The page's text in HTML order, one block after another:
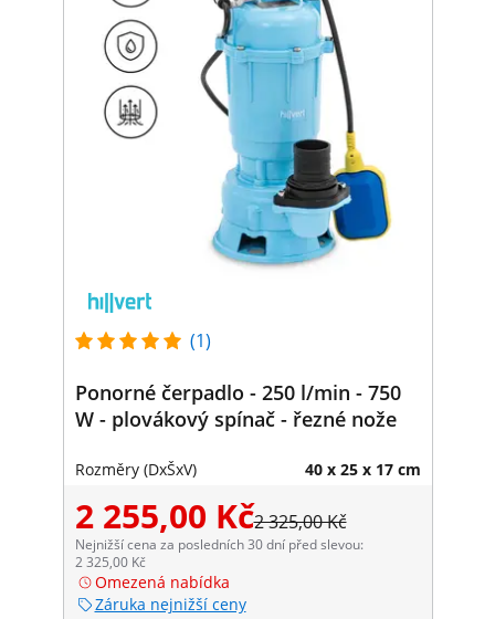
(1)
Ponorné čerpadlo - 250 l/min - 750
W - plovákový spínač - řezné nože
Rozměry (DxŠxV) 40 x 25 x 17 cm
2 255,00 Kč2 325,00 Kč
Nejnižší cena za posledních 30 dní před slevou:
2 325,00 Kč
Omezená nabídka
Záruka nejnižší ceny